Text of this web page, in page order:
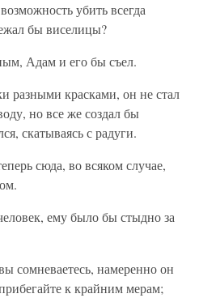
убить всегда
бы виселицы?
Адам и его бы съел.
разными красками, он не стал
но все же создал бы
скатываясь с радуги.
сюда, во всяком случае,
ему было бы стыдно за
сомневаетесь, намеренно он
к крайним мерам;